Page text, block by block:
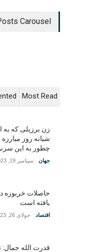
Carousel
Most Read
شبانه روز
چطور به این
جهان سپتامبر 19, 2023
یافته است
اقتصاد جولای 26, 2023
قدرت الله جمال: